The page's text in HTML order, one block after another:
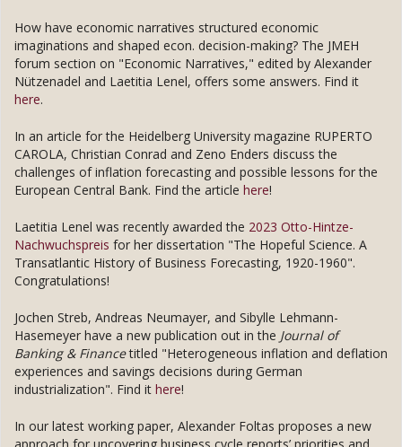
How have economic narratives structured economic
imaginations and shaped econ. decision-making? The JMEH
forum section on "Economic Narratives," edited by Alexander
Nützenadel and Laetitia Lenel, offers some answers. Find it
here.
In an article for the Heidelberg University magazine RUPERTO
CAROLA, Christian Conrad and Zeno Enders discuss the
challenges of inflation forecasting and possible lessons for the
European Central Bank. Find the article here!
Laetitia Lenel was recently awarded the 2023 Otto-Hintze-
Nachwuchspreis for her dissertation "The Hopeful Science. A
Transatlantic History of Business Forecasting, 1920-1960".
Congratulations!
Jochen Streb, Andreas Neumayer, and Sibylle Lehmann-
Hasemeyer have a new publication out in the Journal of
Banking & Financetitled "Heterogeneous inflation and deflation
experiences and savings decisions during German
industrialization". Find it here!
In our latest working paper, Alexander Foltas proposes a new